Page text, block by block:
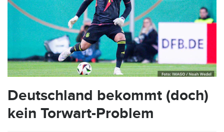
Deutschland bekommt (doch)
kein Torwart-Problem